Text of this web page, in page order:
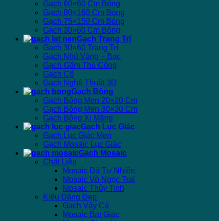
Gạch 60×60 Cm Bóng
Gạch 80×160 Cm Bóng
Gạch 75×150 Cm Bóng
Gạch 30×60 Cm Bóng
Gạch Trang Trí
Gạch 30×60 Trang Trí
Gạch Nhủ Vàng – Bạc
Gạch Gốm Thủ Công
Gạch Cổ
Gạch Nghệ Thuật 3D
Gạch Bông
Gạch Bông Men 20×20 Cm
Gạch Bông Men 30×30 Cm
Gạch Bông Xi Măng
Gạch Lục Giác
Gạch Lục Giác Men
Gạch Mosaic Lục Giác
Gạch Mosaic
Chất Liệu
Mosaic Đá Tự Nhiên
Mosaic Vỏ Ngọc Trai
Mosaic Thủy Tinh
Kiểu Dáng Đẹp
Gạch Vảy Cá
Mosaic Bát Giác